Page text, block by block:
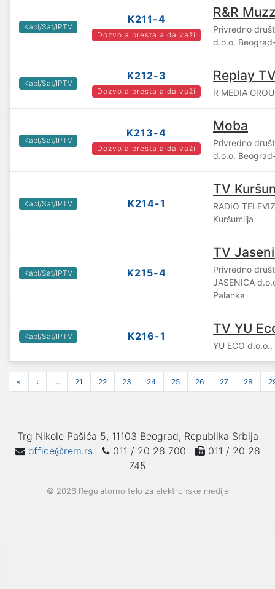
Kabl/Sat/IPTV
K211-4
Dozvola prestala da važi
R&R
Privredno
d.o.o.
Kabl/Sat/IPTV
K212-3
Dozvola prestala da važi
Replay
R MEDIA
Kabl/Sat/IPTV
K213-4
Dozvola prestala da važi
Moba
Privredno
d.o.o.
Kabl/Sat/IPTV K214-1
TV
RADIO
Kuršumlija
Kabl/Sat/IPTV K215-4
TV
Privredno
JASENICA
Palanka
Kabl/Sat/IPTV K216-1 TV YU
YU ECO
« ‹ ... 21 22 23 24 25 26 27 28
Trg Nikole Pašića 5, 11103 Beograd, Republika Srbija
office@rem.rs
011 / 20 28 700
011 / 20 28
745
© 2026 Regulatorno telo za elektronske medije